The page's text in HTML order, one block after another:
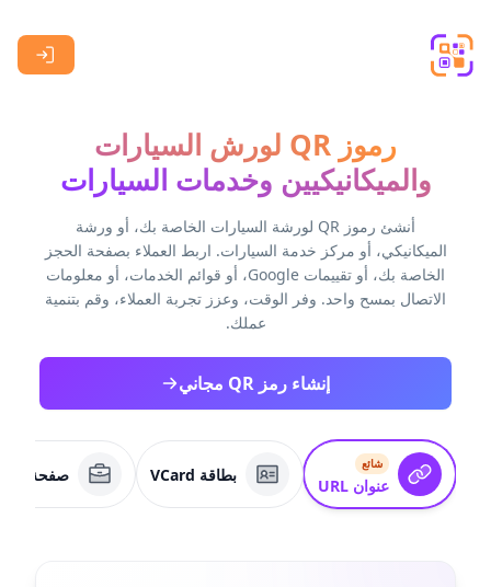
رموز QR لورش السيارات
والميكانيكيين وخدمات السيارات
أنشئ رموز QR لورشة السيارات الخاصة بك، أو ورشة
الميكانيكي، أو مركز خدمة السيارات. اربط العملاء بصفحة الحجز
الخاصة بك، أو تقييمات Google، أو قوائم الخدمات، أو معلومات
الاتصال بمسح واحد. وفر الوقت، وعزز تجربة العملاء، وقم بتنمية
عملك.
إنشاء رمز QR مجاني
شائع
عنوان URL
بطاقة VCard صفحة